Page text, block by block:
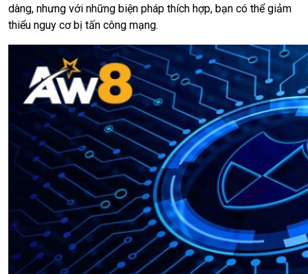
dàng, nhưng với những biện pháp thích hợp, bạn có thể giảm
thiểu nguy cơ bị tấn công mạng.